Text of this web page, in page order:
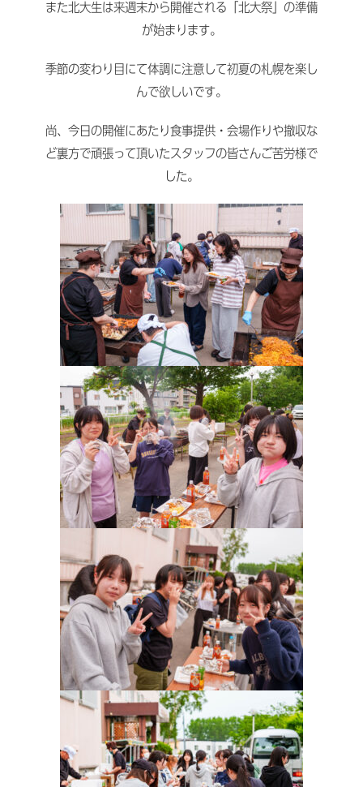
また北大生は来週末から開催される「北大祭」の準備
が始まります。
季節の変わり目にて体調に注意して初夏の札幌を楽し
んで欲しいです。
尚、今日の開催にあたり食事提供・会場作りや撤収な
ど裏方で頑張って頂いたスタッフの皆さんご苦労様で
した。